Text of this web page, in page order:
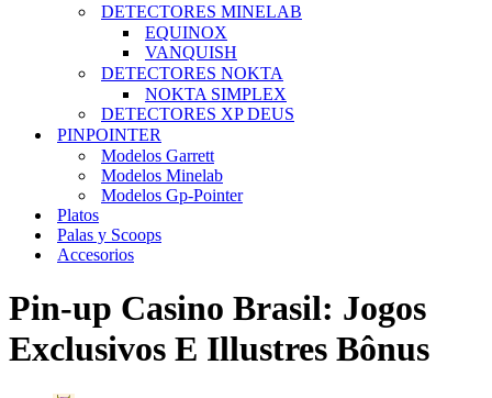
DETECTORES MINELAB
EQUINOX
VANQUISH
DETECTORES NOKTA
NOKTA SIMPLEX
DETECTORES XP DEUS
PINPOINTER
Modelos Garrett
Modelos Minelab
Modelos Gp-Pointer
Platos
Palas y Scoops
Accesorios
Pin-up Casino Brasil: Jogos
Exclusivos E Illustres Bônus